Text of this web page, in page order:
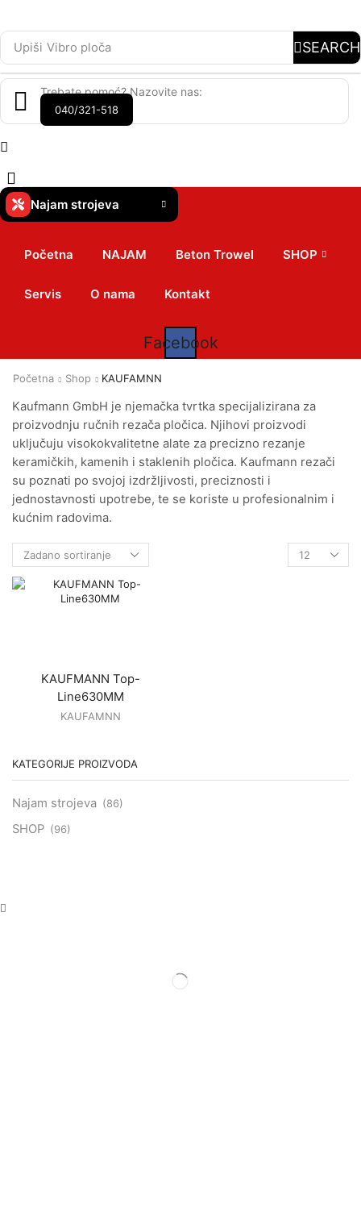
Upiši Vibro ploča SEARCH
Trebate pomoć? Nazovite nas:
040/321-518
Najam strojeva
Početna NAJAM Beton Trowel SHOP
Servis O nama Kontakt
Facebook
Početna Shop KAUFAMNN
Kaufmann GmbH je njemačka tvrtka specijalizirana za
proizvodnju ručnih rezača pločica. Njihovi proizvodi
uključuju visokokvalitetne alate za precizno rezanje
keramičkih, kamenih i staklenih pločica. Kaufmann rezači
su poznati po svojoj izdržljivosti, preciznosti i
jednostavnosti upotrebe, te se koriste u profesionalnim i
kućnim radovima.
Products
per
KAUFMANN Top-
Line630MM
KAUFAMNN
KATEGORIJE PROIZVODA
Najam strojeva (86)
SHOP (96)